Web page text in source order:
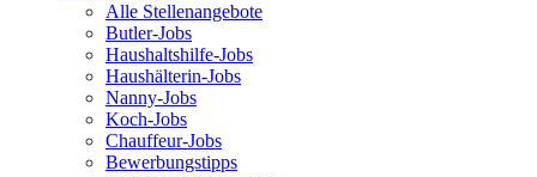
Alle Stellenangebote
Butler-Jobs
Haushaltshilfe-Jobs
Haushälterin-Jobs
Nanny-Jobs
Koch-Jobs
Chauffeur-Jobs
Bewerbungstipps